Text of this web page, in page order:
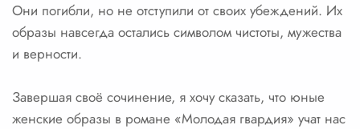
Они погибли, но не отступили от своих убеждений. Их
образы навсегда остались символом чистоты, мужества
и верности.
Завершая своё сочинение, я хочу сказать, что юные
женские образы в романе «Молодая гвардия» учат нас